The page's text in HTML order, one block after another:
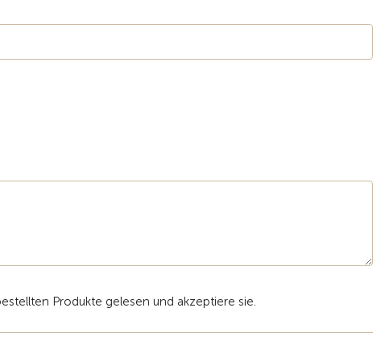
Produkte gelesen und akzeptiere sie.